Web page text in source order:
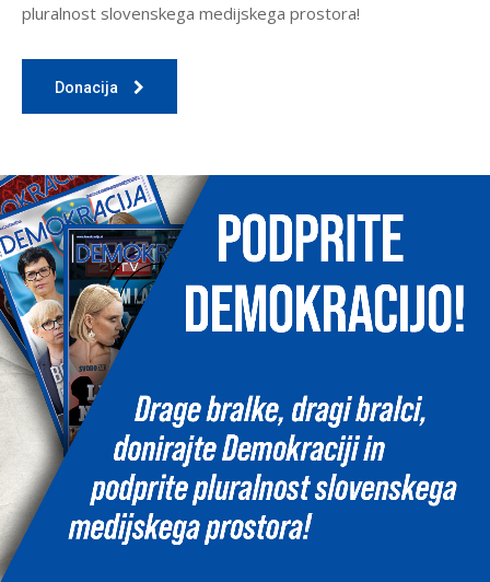
pluralnost slovenskega medijskega prostora!
Donacija